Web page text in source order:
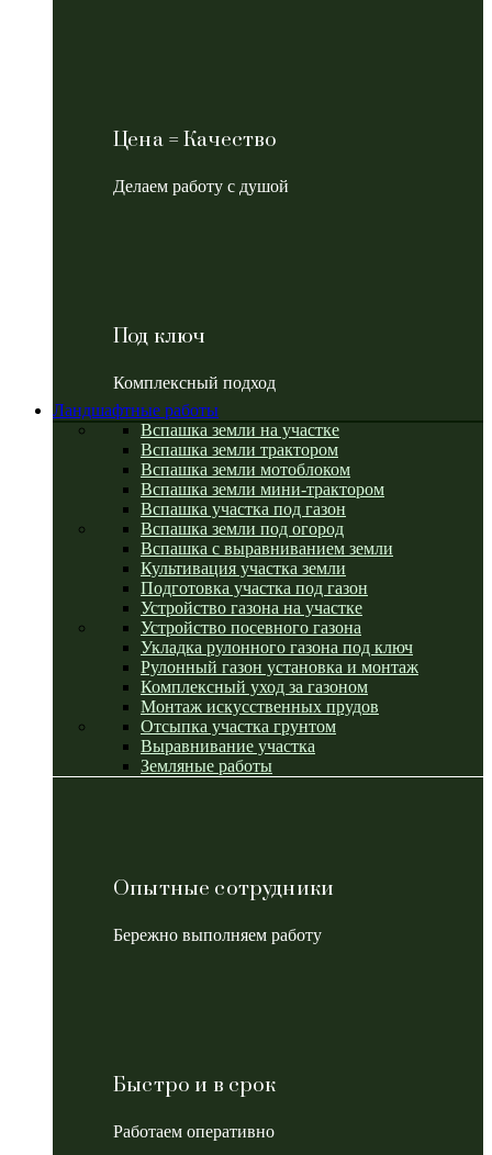
Цена = Качество
Делаем работу с душой
Под ключ
Комплексный подход
Ландшафтные работы
Вспашка земли на участке
Вспашка земли трактором
Вспашка земли мотоблоком
Вспашка земли мини-трактором
Вспашка участка под газон
Вспашка земли под огород
Вспашка с выравниванием земли
Культивация участка земли
Подготовка участка под газон
Устройство газона на участке
Устройство посевного газона
Укладка рулонного газона под ключ
Рулонный газон установка и монтаж
Комплексный уход за газоном
Монтаж искусственных прудов
Отсыпка участка грунтом
Выравнивание участка
Земляные работы
Опытные сотрудники
Бережно выполняем работу
Быстро и в срок
Работаем оперативно